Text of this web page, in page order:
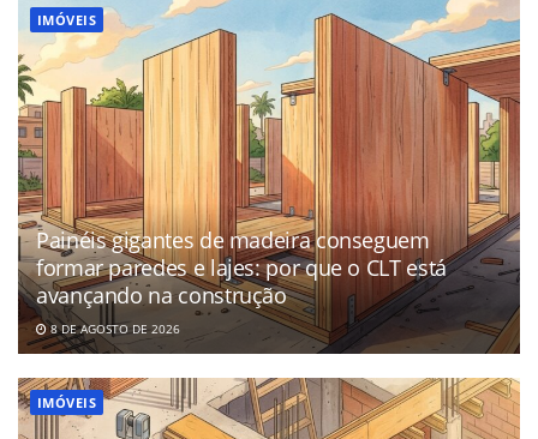
IMÓVEIS
Painéis gigantes de madeira conseguem
formar paredes e lajes: por que o CLT está
avançando na construção
8 DE AGOSTO DE 2026
IMÓVEIS